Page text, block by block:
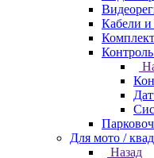
Кабели и
Для мото /
Назад